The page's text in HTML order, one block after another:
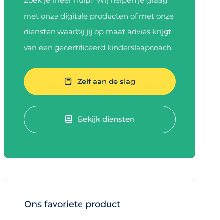
met onze digitale producten of met onze
diensten waarbij jij op maat advies krijgt
van een gecertificeerd kinderslaapcoach.
Zelf aan de slag
Bekijk diensten
Ons favoriete product